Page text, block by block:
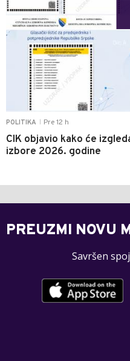
POLITIKA Pre 12 h
CIK objavio kako će
izbore 2026. godine
PREUZMI NOVU
Savršen